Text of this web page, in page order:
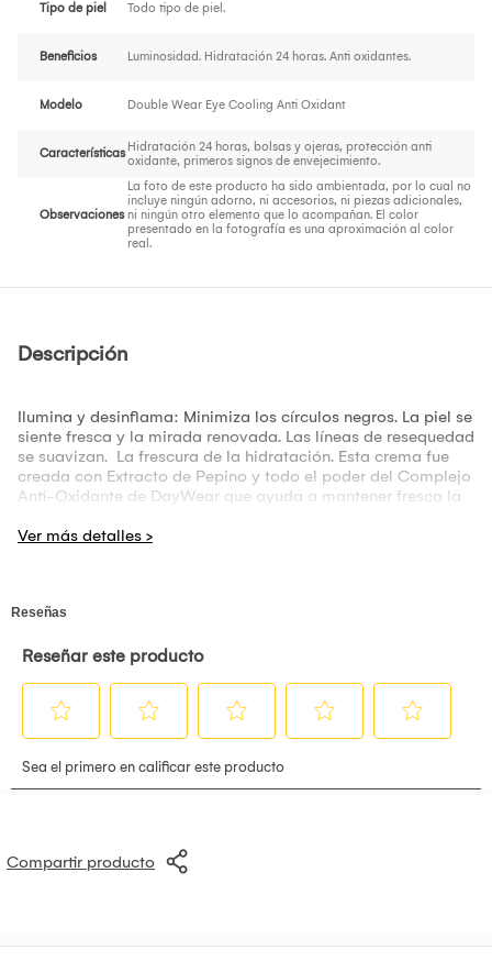
Tipo de piel Todo tipo de piel.
Beneficios Luminosidad. Hidratación 24 horas. Anti oxidantes.
Modelo Double Wear Eye Cooling Anti Oxidant
Características Hidratación 24 horas, bolsas y ojeras, protección anti
oxidante, primeros signos de envejecimiento.
Observaciones
La foto de este producto ha sido ambientada, por lo cual no
incluye ningún adorno, ni accesorios, ni piezas adicionales,
ni ningún otro elemento que lo acompañan. El color
presentado en la fotografía es una aproximación al color
real.
Descripción
Ilumina y desinflama: Minimiza los círculos negros. La piel se
siente fresca y la mirada renovada. Las líneas de resequedad
se suavizan. La frescura de la hidratación. Esta crema fue
creada con Extracto de Pepino y todo el poder del Complejo
Anti-Oxidante de DayWear que ayuda a mantener fresca la
Compartir producto